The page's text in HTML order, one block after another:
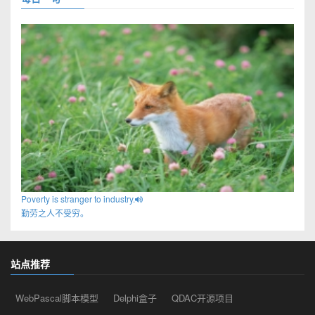
Poverty is stranger to industry.
勤劳之人不受穷。
站点推荐
WebPascal脚本模型 Delphi盒子
QDAC开源项目